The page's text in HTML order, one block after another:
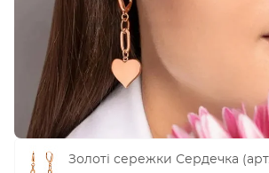
Золоті сережки Сердечка (арт.